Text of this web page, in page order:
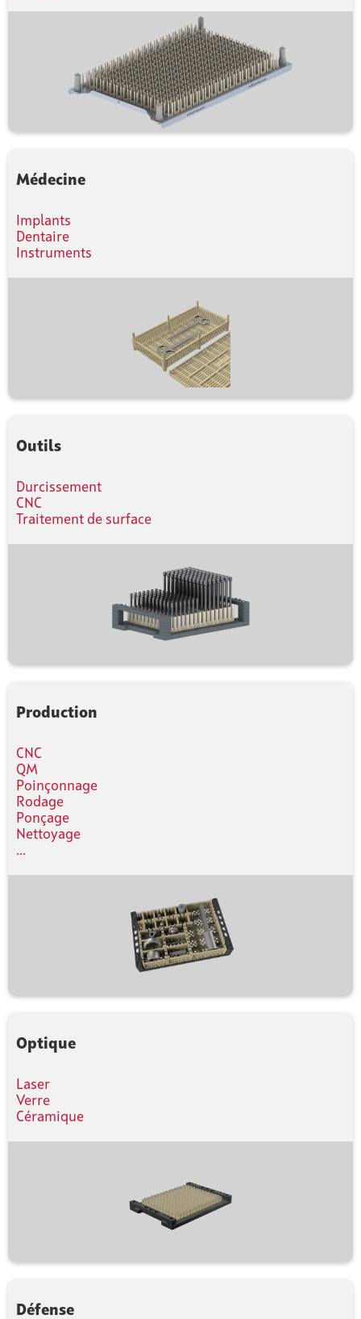
Médecine
Implants
Dentaire
Instruments
Outils
Durcissement
CNC
Traitement de surface
Production
CNC
QM
Poinçonnage
Rodage
Ponçage
Nettoyage
...
Optique
Laser
Verre
Céramique
Défense